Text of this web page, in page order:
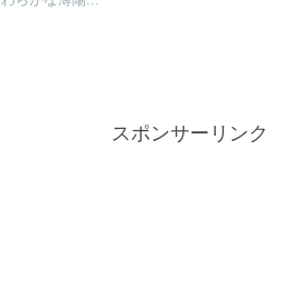
スポンサーリンク